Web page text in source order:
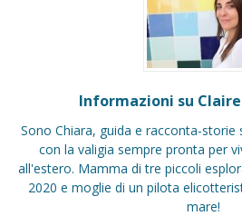
Informazioni su Claire
Sono Chiara, guida e racconta-storie
con la valigia sempre pronta per
all'estero. Mamma di tre piccoli
2020 e moglie di un pilota
mare!